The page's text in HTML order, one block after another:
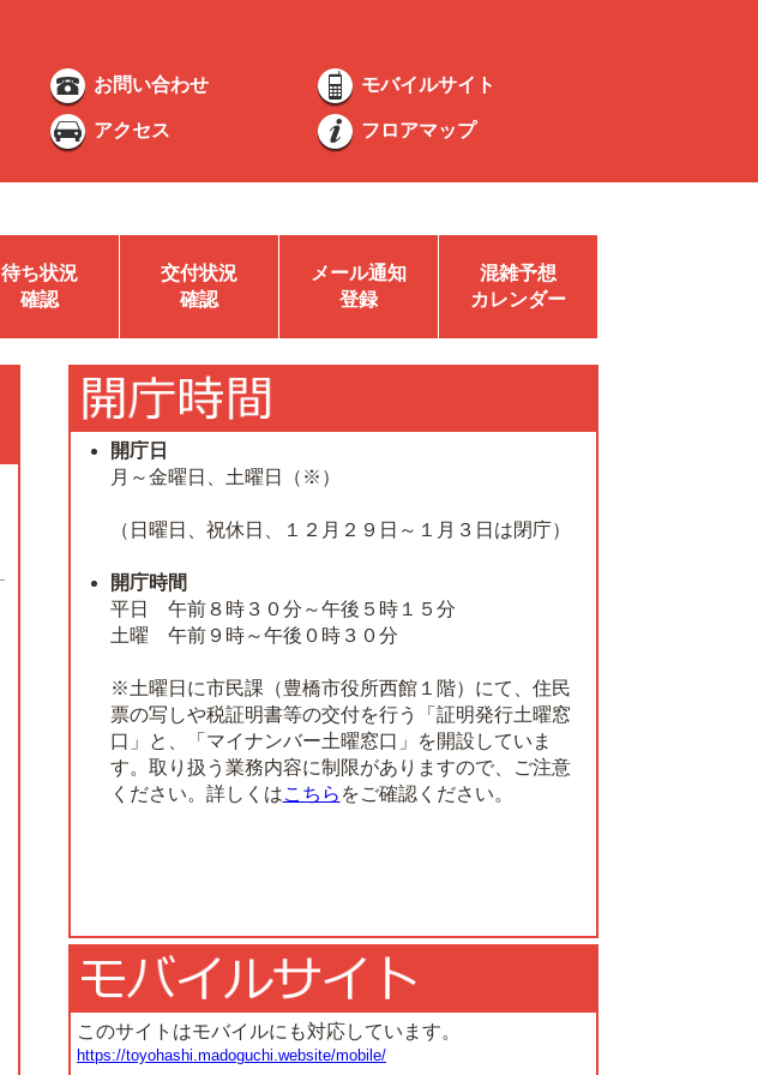
お問い合わせ モバイルサイト
アクセス フロアマップ
待ち状況
確認
交付状況
確認
メール通知
登録
混雑予想
カレンダー
開庁日
月～金曜日、土曜日（※）
（日曜日、祝休日、１２月２９日～１月３日は閉庁）
開庁時間
平日 午前８時３０分～午後５時１５分
土曜 午前９時～午後０時３０分
※土曜日に市民課（豊橋市役所西館１階）にて、住民
票の写しや税証明書等の交付を行う「証明発行土曜窓
口」と、「マイナンバー土曜窓口」を開設していま
す。取り扱う業務内容に制限がありますので、ご注意
ください。詳しくはこちら をご確認ください。
このサイトはモバイルにも対応しています。
https://toyohashi.madoguchi.website/mobile/